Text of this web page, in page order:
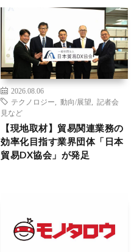
2026.08.06
テクノロジー
動向/展望
記者会
見など
【現地取材】貿易関連業務の
効率化目指す業界団体「日本
貿易DX協会」が発足